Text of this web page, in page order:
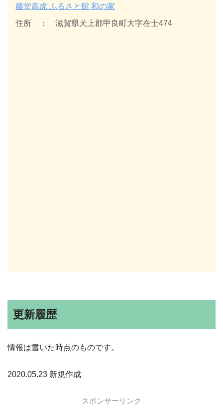
藤堂高虎 ふるさと館 和の家
住所 ： 滋賀県犬上郡甲良町大字在士474
更新履歴
情報は書いた時点のものです。
2020.05.23 新規作成
スポンサーリンク